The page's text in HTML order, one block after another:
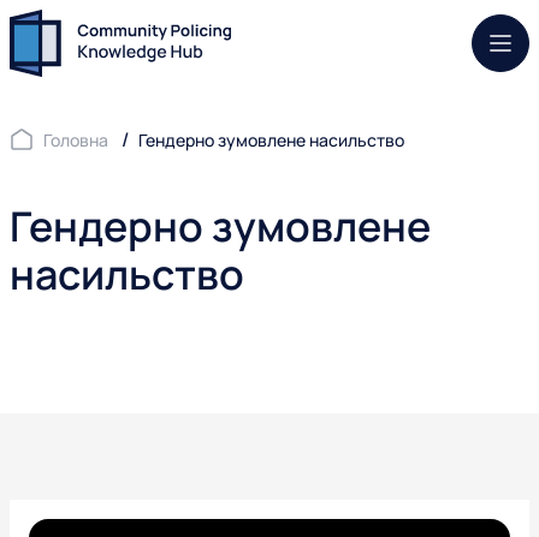
Головна Гендерно зумовлене насильство
Гендерно зумовлене
насильство